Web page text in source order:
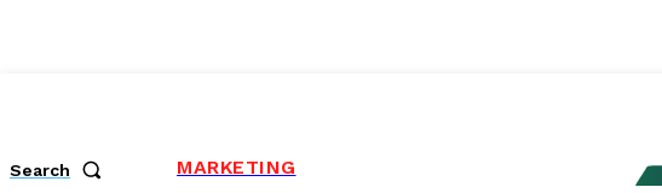
Search MARKETING